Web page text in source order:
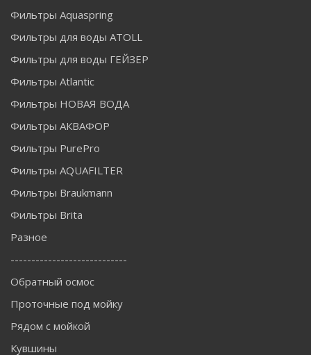
Фильтры Aquaspring
Фильтры для воды ATOLL
Фильтры для воды ГЕЙЗЕР
Фильтры Atlantic
Фильтры НОВАЯ ВОДА
Фильтры АКВАФОР
Фильтры PurePro
Фильтры AQUAFILTER
Фильтры Braukmann
Фильтры Brita
Разное
----------------------------
Обратный осмос
Проточные под мойку
Рядом с мойкой
Кувшины